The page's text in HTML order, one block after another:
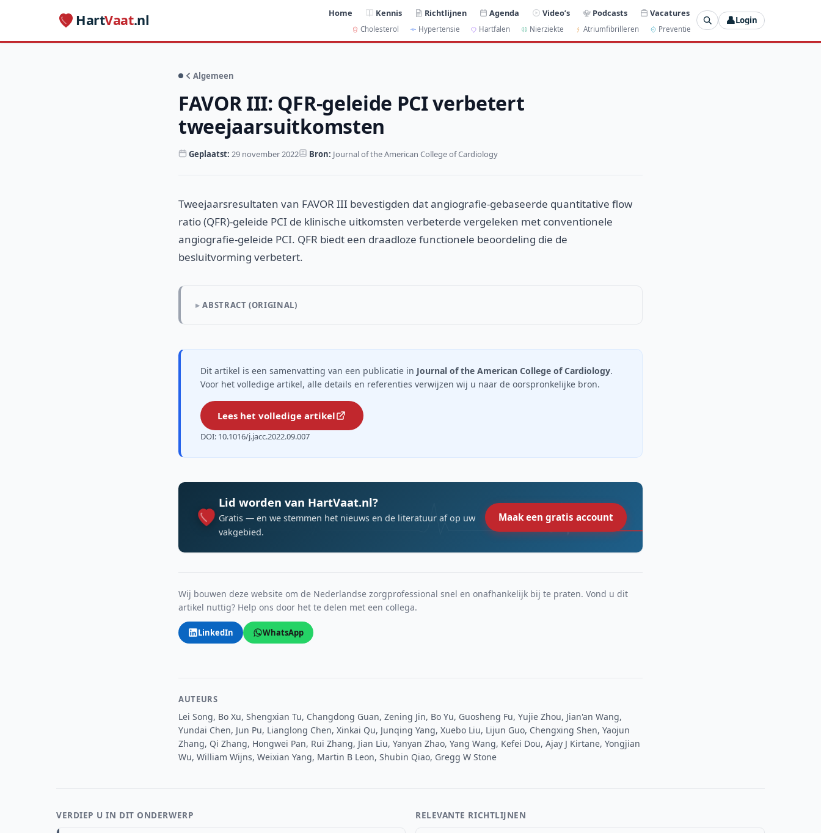
HartVaat.nl Home Kennis Richtlijnen Agenda Video’s Podcasts Vacatures
Cholesterol Hypertensie Hartfalen Nierziekte Atriumfibrilleren Preventie
👤Login
Algemeen
FAVOR III: QFR-geleide PCI verbetert
tweejaarsuitkomsten
Geplaatst: 29 november 2022 Bron: Journal of the American College of Cardiology
Tweejaarsresultaten van FAVOR III bevestigden dat angiografie-gebaseerde quantitative flow
ratio (QFR)-geleide PCI de klinische uitkomsten verbeterde vergeleken met conventionele
angiografie-geleide PCI. QFR biedt een draadloze functionele beoordeling die de
besluitvorming verbetert.
ABSTRACT (ORIGINAL)
Dit artikel is een samenvatting van een publicatie in Journal of the American College of Cardiology.
Voor het volledige artikel, alle details en referenties verwijzen wij u naar de oorspronkelijke bron.
Lees het volledige artikel
DOI: 10.1016/j.jacc.2022.09.007
Lid worden van HartVaat.nl?
Gratis — en we stemmen het nieuws en de literatuur af op uw
vakgebied.
Maak een gratis account
Wij bouwen deze website om de Nederlandse zorgprofessional snel en onafhankelijk bij te praten. Vond u dit
artikel nuttig? Help ons door het te delen met een collega.
LinkedIn WhatsApp
AUTEURS
Lei Song, Bo Xu, Shengxian Tu, Changdong Guan, Zening Jin, Bo Yu, Guosheng Fu, Yujie Zhou, Jian'an Wang,
Yundai Chen, Jun Pu, Lianglong Chen, Xinkai Qu, Junqing Yang, Xuebo Liu, Lijun Guo, Chengxing Shen, Yaojun
Zhang, Qi Zhang, Hongwei Pan, Rui Zhang, Jian Liu, Yanyan Zhao, Yang Wang, Kefei Dou, Ajay J Kirtane, Yongjian
Wu, William Wijns, Weixian Yang, Martin B Leon, Shubin Qiao, Gregg W Stone
VERDIEP U IN DIT ONDERWERP RELEVANTE RICHTLIJNEN